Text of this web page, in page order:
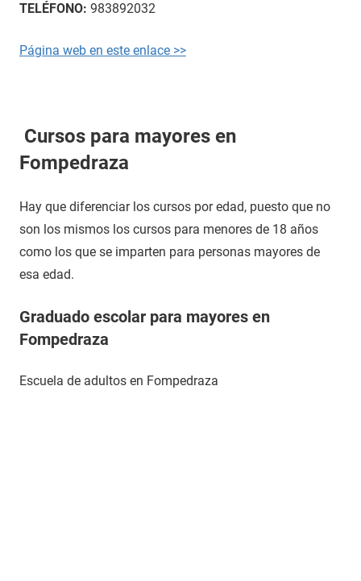
TELÉFONO: 983892032
Página web en este enlace >>
Cursos para mayores en
Fompedraza
Hay que diferenciar los cursos por edad, puesto que no
son los mismos los cursos para menores de 18 años
como los que se imparten para personas mayores de
esa edad.
Graduado escolar para mayores en
Fompedraza
Escuela de adultos en Fompedraza